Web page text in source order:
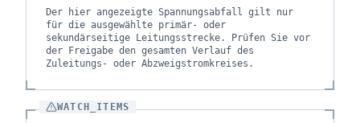
Der hier angezeigte Spannungsabfall gilt nur
für die ausgewählte primär- oder
sekundärseitige Leitungsstrecke. Prüfen Sie vor
der Freigabe den gesamten Verlauf des
Zuleitungs- oder Abzweigstromkreises.
WATCH_ITEMS